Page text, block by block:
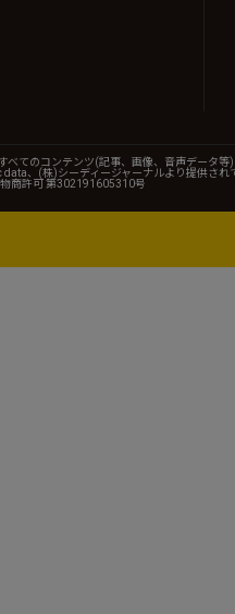
べてのコンテンツ(記事、画像、音声データ
、(株)シーディージャーナルより提供され
商許可 第302191605310号